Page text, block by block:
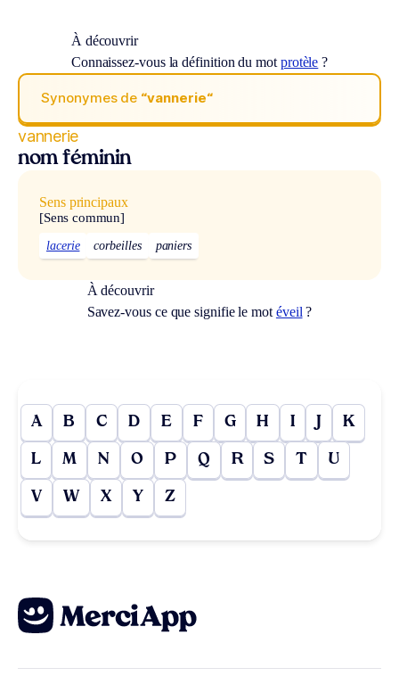
À découvrir
Connaissez-vous la définition du mot protèle ?
Synonymes de “vannerie“
vannerie
nom féminin
Sens principaux
[Sens commun]
lacerie corbeilles paniers
À découvrir
Savez-vous ce que signifie le mot éveil ?
A B C D E F G H I J K
L M N O P Q R S T U
V W X Y Z